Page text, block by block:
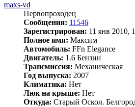
maxs-vd
Первопроходец
Сообщения: 11546
Зарегистрирован: 11 янв 2010,
Полное имя: Максим
Автомобиль: FFn Elegance
Двигатель: 1.6 Бензин
Трансмиссия: Механическая
Год выпуска: 2007
Климатика: Нет
Люк на крыше: Нет
Откуда: Старый Оскол.